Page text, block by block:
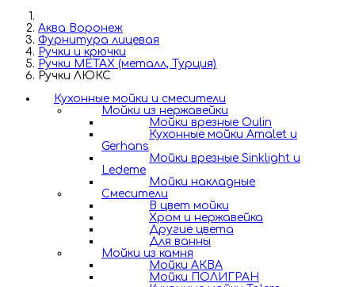
Аква Воронеж
Фурнитура лицевая
Ручки и крючки
Ручки METAX (металл, Турция)
Ручки ЛЮКС
Кухонные мойки и смесители
Мойки из нержавейки
Мойки врезные Oulin
Кухонные мойки Amalet и
Gerhans
Мойки врезные Sinklight и
Ledeme
Мойки накладные
Смесители
В цвет мойки
Хром и нержавейка
Другие цвета
Для ванны
Мойки из камня
Мойки АКВА
Мойки ПОЛИГРАН